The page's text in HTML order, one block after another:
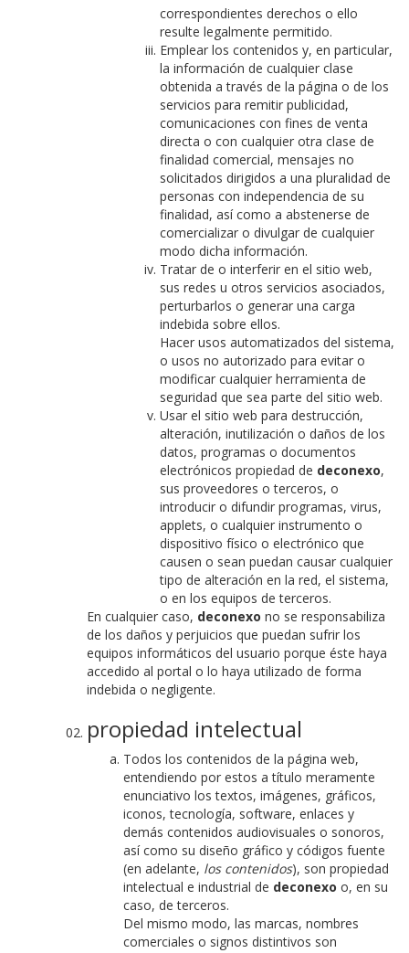
correspondientes derechos o ello
resulte legalmente permitido.
Emplear los contenidos y, en particular,
la información de cualquier clase
obtenida a través de la página o de los
servicios para remitir publicidad,
comunicaciones con fines de venta
directa o con cualquier otra clase de
finalidad comercial, mensajes no
solicitados dirigidos a una pluralidad de
personas con independencia de su
finalidad, así como a abstenerse de
comercializar o divulgar de cualquier
modo dicha información.
Tratar de o interferir en el sitio web,
sus redes u otros servicios asociados,
perturbarlos o generar una carga
indebida sobre ellos.
Hacer usos automatizados del sistema,
o usos no autorizado para evitar o
modificar cualquier herramienta de
seguridad que sea parte del sitio web.
Usar el sitio web para destrucción,
alteración, inutilización o daños de los
datos, programas o documentos
electrónicos propiedad de deconexo,
sus proveedores o terceros, o
introducir o difundir programas, virus,
applets, o cualquier instrumento o
dispositivo físico o electrónico que
causen o sean puedan causar cualquier
tipo de alteración en la red, el sistema,
o en los equipos de terceros.
En cualquier caso, deconexo no se responsabiliza
de los daños y perjuicios que puedan sufrir los
equipos informáticos del usuario porque éste haya
accedido al portal o lo haya utilizado de forma
indebida o negligente.
propiedad intelectual
Todos los contenidos de la página web,
entendiendo por estos a título meramente
enunciativo los textos, imágenes, gráficos,
iconos, tecnología, software, enlaces y
demás contenidos audiovisuales o sonoros,
así como su diseño gráfico y códigos fuente
(en adelante, los contenidos), son propiedad
intelectual e industrial de deconexo o, en su
caso, de terceros.
Del mismo modo, las marcas, nombres
comerciales o signos distintivos son